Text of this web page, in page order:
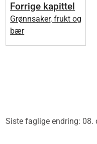
Forrige kapittel
Grønnsaker, frukt og
bær
Siste faglige endring: 08.